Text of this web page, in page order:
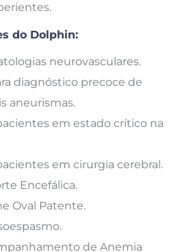
do Dolphin:
neurovasculares.
diagnóstico precoce de
aneurismas.
em estado crítico na
em cirurgia cerebral.
Encefálica.
Oval Patente.
de Anemia